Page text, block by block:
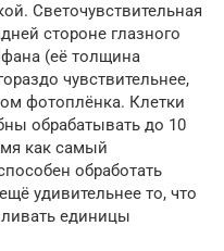
Светочувствительная
стороне глазного
(её толщина
чувствительнее,
фотоплёнка. Клетки
обрабатывать до 10
как самый
обработать
удивительнее то, что
единицы